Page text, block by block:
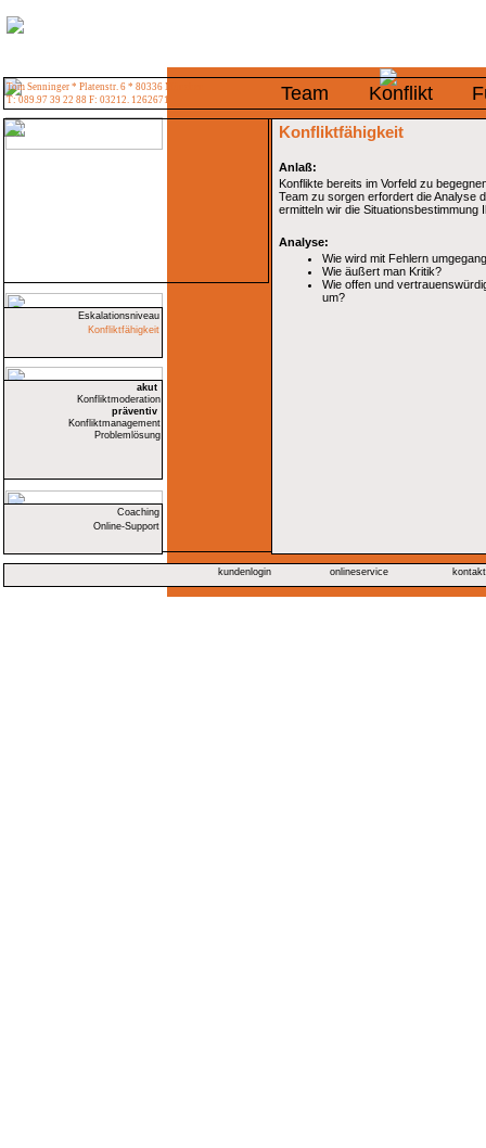
Tom Senninger * Platenstr. 6 * 80336 München
T: 089.97 39 22 88 F: 03212. 1262671
Team Konflikt
Konfliktfähigkeit
Anlaß:
Konflikte bereits im Vorfeld zu
Team zu sorgen erfordert die Analyse
ermitteln wir die Situationsbestimmung
Analyse:
Wie wird mit Fehlern
Wie äußert man Kritik?
Wie offen und
um?
Eskalationsniveau
Konfliktfähigkeit
akut
Konfliktmoderation
präventiv
Konfliktmanagement
Problemlösung
Coaching
Online-Support
kundenlogin onlineservice